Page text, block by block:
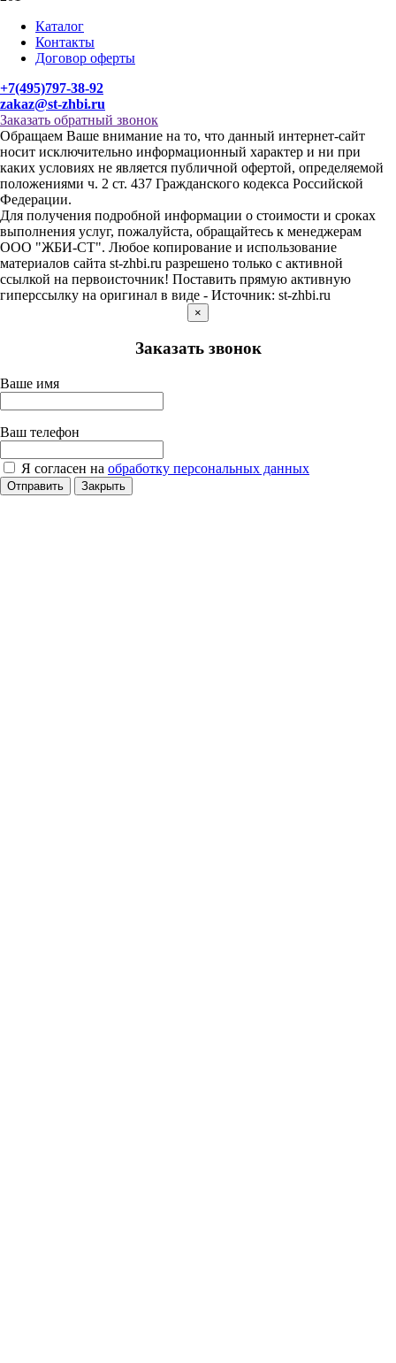
Каталог
Контакты
Договор оферты
+7(495)797-38-92
zakaz@st-zhbi.ru
Заказать обратный звонок
Обращаем Ваше внимание на то, что данный интернет-сайт
носит исключительно информационный характер и ни при
каких условиях не является публичной офертой, определяемой
положениями ч. 2 ст. 437 Гражданского кодекса Российской
Федерации.
Для получения подробной информации о стоимости и сроках
выполнения услуг, пожалуйста, обращайтесь к менеджерам
ООО "ЖБИ-СТ". Любое копирование и использование
материалов сайта st-zhbi.ru разрешено только с активной
ссылкой на первоисточник! Поставить прямую активную
гиперссылку на оригинал в виде - Источник: st-zhbi.ru
×
Заказать звонок
Ваше имя
Ваш телефон
Я согласен на обработку персональных данных
Отправить Закрыть